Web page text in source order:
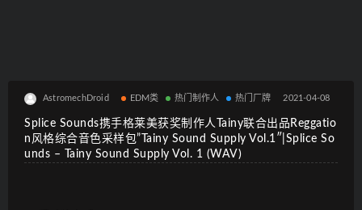
AstromechDroid EDM类 热门制作人 热门厂牌 2021-04-08
Splice Sounds携手格莱美获奖制作人Tainy联合出品Reggatio
n风格综合音色采样包”Tainy Sound Supply Vol.1″|Splice So
unds – Tainy Sound Supply Vol. 1 (WAV)